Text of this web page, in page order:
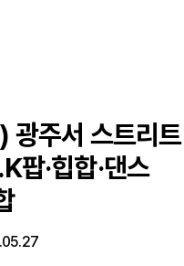
주서 스트리트
팝·힙합·댄스